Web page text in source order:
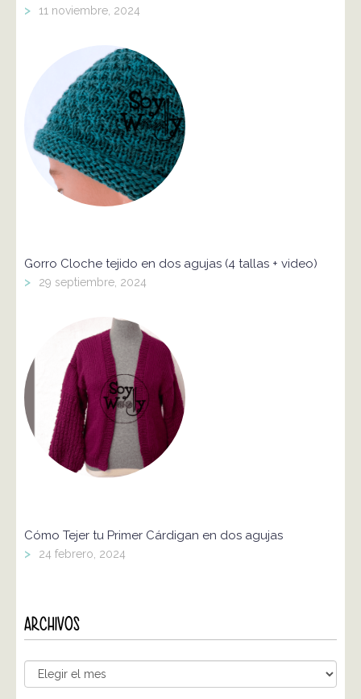
> 11 noviembre, 2024
Gorro Cloche tejido en dos agujas (4 tallas + video)
> 29 septiembre, 2024
Cómo Tejer tu Primer Cárdigan en dos agujas
> 24 febrero, 2024
ARCHIVOS